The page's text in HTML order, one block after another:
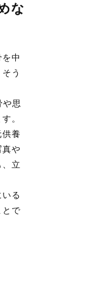
な
中
う
思
。
養
や
立
る
とで